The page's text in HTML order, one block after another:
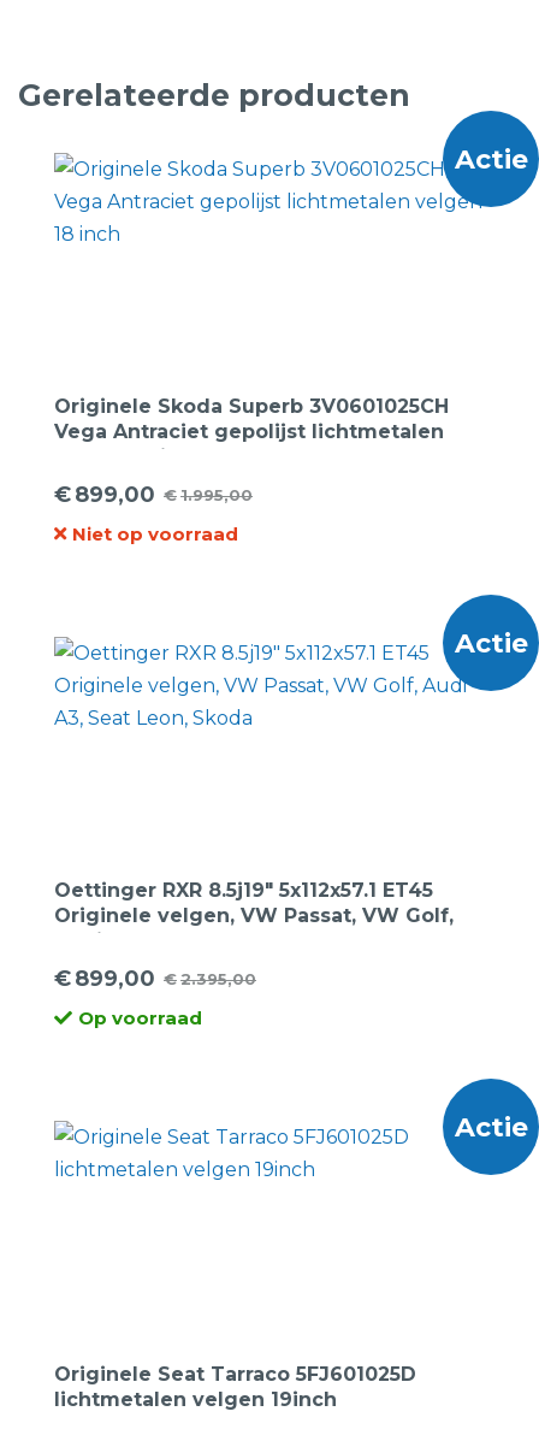
Gerelateerde producten
Actie
Originele Skoda Superb 3V0601025CH
Vega Antraciet gepolijst lichtmetalen
velgen 18 inch
€1.995,00
Oorspronkelijke
prijs
€899,00
Huidige
prijs
Niet op voorraad
Actie
Oettinger RXR 8.5j19″ 5x112x57.1 ET45
Originele velgen, VW Passat, VW Golf,
Audi A3, Seat Leon, Skoda
€2.395,00
Oorspronkelijke
prijs
€899,00
Huidige
prijsOp voorraad
Actie
Originele Seat Tarraco 5FJ601025D
lichtmetalen velgen 19inch